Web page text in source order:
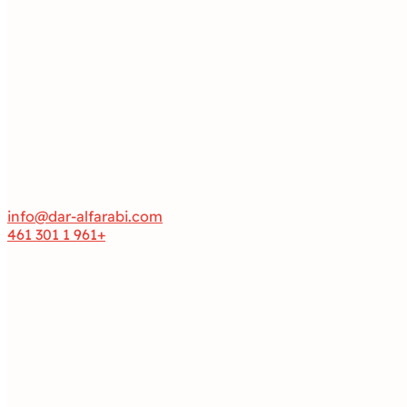
info@dar-alfarabi.com
+961 1 301 461